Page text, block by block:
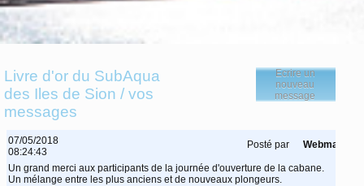
Livre d'or du SubAqua
des Iles de Sion / vos
messages
Ecrire un
nouveau
message
07/05/2018
08:24:43
Posté par Webmaster
Un grand merci aux participants de la journée d'ouverture de la cabane.
Un mélange entre les plus anciens et de nouveaux plongeurs.